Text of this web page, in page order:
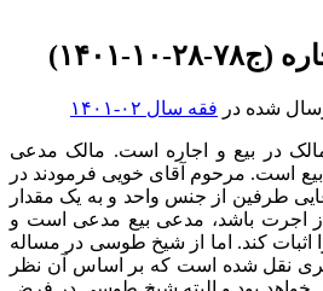
۱۰-۱۴۰۱)
شده در فقه سال ۰۲-۱۴۰۱
در بیع و اجاره است. مالک مدعی
است. مرحوم آقای خویی فرمودند در
طرفین از جنس واحد و به یک مقدار
از اجرت باشد، مدعی بیع مدعی است و
اثبات کند. اما از شیخ طوسی در مساله‌‌
نقل شده است که بر اساس آن نظر